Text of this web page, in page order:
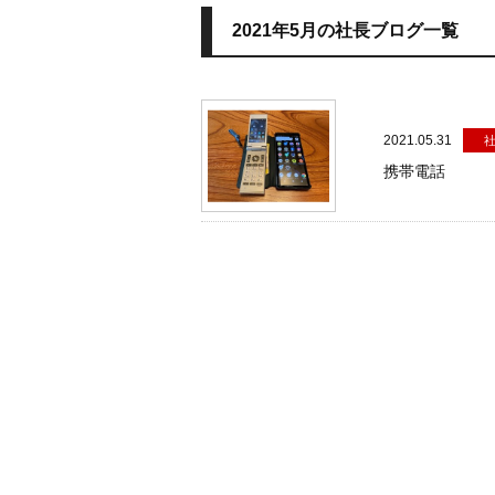
2021年5月の社長ブログ一覧
2021.05.31
携帯電話